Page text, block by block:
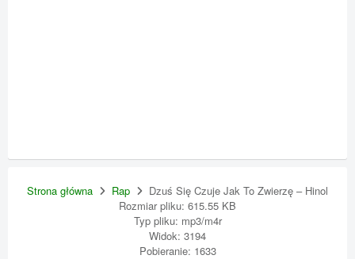
Strona główna Rap
Dzuś Się Czuje Jak To Zwierzę – Hinol
Rozmiar pliku: 615.55 KB
Typ pliku: mp3/m4r
Widok: 3194
Pobieranie: 1633